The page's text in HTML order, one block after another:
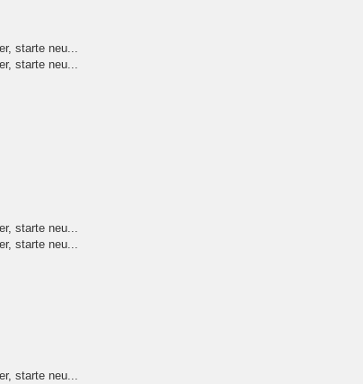
starte neu...
starte neu...
starte neu...
starte neu...
starte neu...